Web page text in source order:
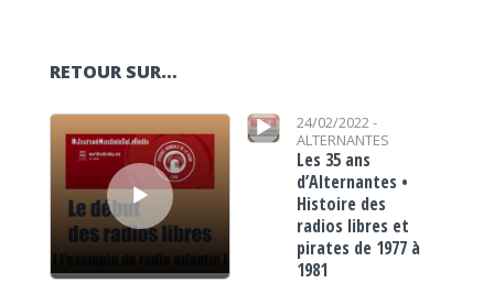
RETOUR SUR…
Lecteur audio
Lecteur audio
24/02/2022 -
ALTERNANTES
Les 35 ans
d’Alternantes •
Histoire des
radios libres et
pirates de 1977 à
1981